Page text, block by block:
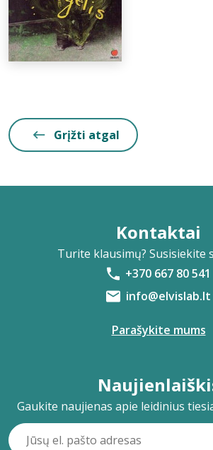
Grįžti atgal
Kontaktai
Turite klausimų? Susisiekite
+370 667 80 541
info@elvislab.lt
Parašykite mums
Gaukite naujienas apie leidinius